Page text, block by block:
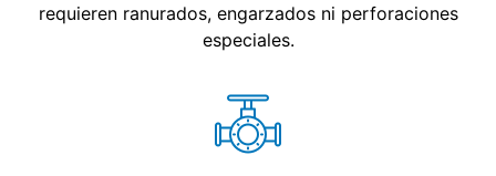
requieren ranurados, engarzados ni perforaciones
especiales.